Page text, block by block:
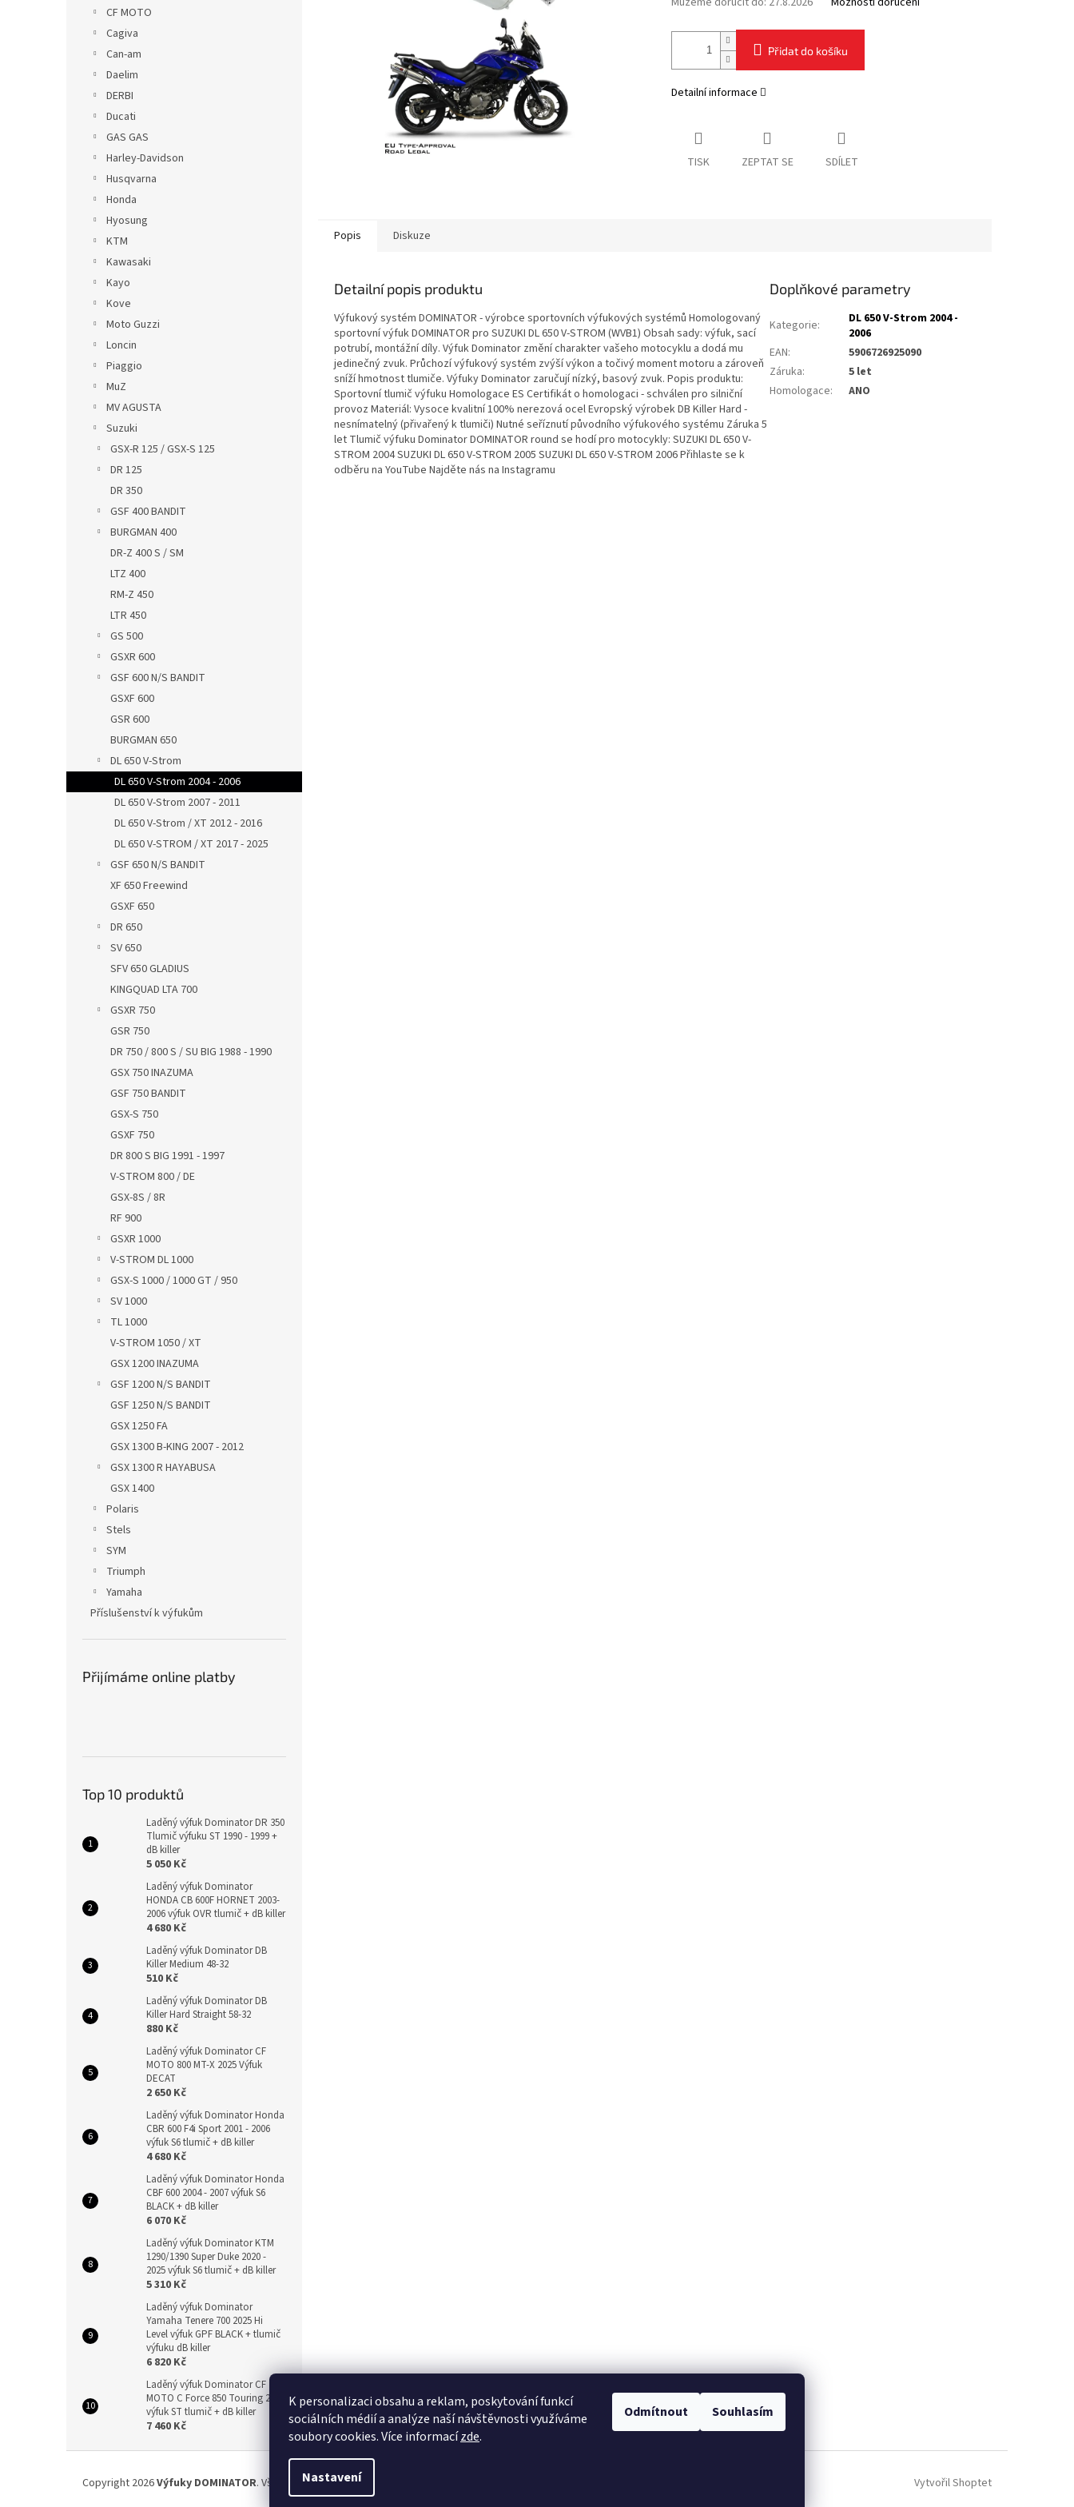
K personalizaci obsahu a reklam, poskytování funkcí
sociálních médií a analýze naší návštěvnosti využíváme
soubory cookies. Více informacízde.
Nastavení
Odmítnout Souhlasím
CF MOTO
Cagiva
Can-am
Daelim
DERBI
Ducati
GAS GAS
Harley-Davidson
Husqvarna
Honda
Hyosung
KTM
Kawasaki
Kayo
Kove
Moto Guzzi
Loncin
Piaggio
MuZ
MV AGUSTA
Suzuki
GSX-R 125 / GSX-S 125
DR 125
DR 350
GSF 400 BANDIT
BURGMAN 400
DR-Z 400 S / SM
LTZ 400
RM-Z 450
LTR 450
GS 500
GSXR 600
GSF 600 N/S BANDIT
GSXF 600
GSR 600
BURGMAN 650
DL 650 V-Strom
DL 650 V-Strom 2004 - 2006
DL 650 V-Strom 2007 - 2011
DL 650 V-Strom / XT 2012 - 2016
DL 650 V-STROM / XT 2017 - 2025
GSF 650 N/S BANDIT
XF 650 Freewind
GSXF 650
DR 650
SV 650
SFV 650 GLADIUS
KINGQUAD LTA 700
GSXR 750
GSR 750
DR 750 / 800 S / SU BIG 1988 - 1990
GSX 750 INAZUMA
GSF 750 BANDIT
GSX-S 750
GSXF 750
DR 800 S BIG 1991 - 1997
V-STROM 800 / DE
GSX-8S / 8R
RF 900
GSXR 1000
V-STROM DL 1000
GSX-S 1000 / 1000 GT / 950
SV 1000
TL 1000
V-STROM 1050 / XT
GSX 1200 INAZUMA
GSF 1200 N/S BANDIT
GSF 1250 N/S BANDIT
GSX 1250 FA
GSX 1300 B-KING 2007 - 2012
GSX 1300 R HAYABUSA
GSX 1400
Polaris
Stels
SYM
Triumph
Yamaha
Příslušenství k výfukům
Přijímáme online platby
Top 10 produktů
Laděný výfuk Dominator DR 350
Tlumič výfuku ST 1990 - 1999 +
dB killer
5 050 Kč
Laděný výfuk Dominator
HONDA CB 600F HORNET 2003-
2006 výfuk OVR tlumič + dB killer
4 680 Kč
Laděný výfuk Dominator DB
Killer Medium 48-32
510 Kč
Laděný výfuk Dominator DB
Killer Hard Straight 58-32
880 Kč
Laděný výfuk Dominator CF
MOTO 800 MT-X 2025 Výfuk
DECAT
2 650 Kč
Laděný výfuk Dominator Honda
CBR 600 F4i Sport 2001 - 2006
výfuk S6 tlumič + dB killer
4 680 Kč
Laděný výfuk Dominator Honda
CBF 600 2004 - 2007 výfuk S6
BLACK + dB killer
6 070 Kč
Laděný výfuk Dominator KTM
1290/1390 Super Duke 2020 -
2025 výfuk S6 tlumič + dB killer
5 310 Kč
Laděný výfuk Dominator
Yamaha Tenere 700 2025 Hi
Level výfuk GPF BLACK + tlumič
výfuku dB killer
6 820 Kč
Laděný výfuk Dominator CF
MOTO C Force 850 Touring 2024
výfuk ST tlumič + dB killer
7 460 Kč
Přidat do košíku
Detailní informace
TISK ZEPTAT SE SDÍLET
Popis Diskuze
Detailní popis produktu
Výfukový systém DOMINATOR - výrobce sportovních výfukových systémů Homologovaný
sportovní výfuk DOMINATOR pro SUZUKI DL 650 V-STROM (WVB1) Obsah sady: výfuk, sací
potrubí, montážní díly. Výfuk Dominator změní charakter vašeho motocyklu a dodá mu
jedinečný zvuk. Průchozí výfukový systém zvýší výkon a točivý moment motoru a zároveň
sníží hmotnost tlumiče. Výfuky Dominator zaručují nízký, basový zvuk. Popis produktu:
Sportovní tlumič výfuku Homologace ES Certifikát o homologaci - schválen pro silniční
provoz Materiál: Vysoce kvalitní 100% nerezová ocel Evropský výrobek DB Killer Hard -
nesnímatelný (přivařený k tlumiči) Nutné seříznutí původního výfukového systému Záruka 5
let Tlumič výfuku Dominator DOMINATOR round se hodí pro motocykly: SUZUKI DL 650 V-
STROM 2004 SUZUKI DL 650 V-STROM 2005 SUZUKI DL 650 V-STROM 2006 Přihlaste se k
odběru na YouTube Najděte nás na Instagramu
Doplňkové parametry
Kategorie:
DL 650 V-Strom 2004 -
2006
EAN:
5906726925090
Záruka:
5 let
Homologace: ANO
Vytvořil Shoptet
Copyright 2026Výfuky DOMINATOR. Všechna práva vyhrazena.